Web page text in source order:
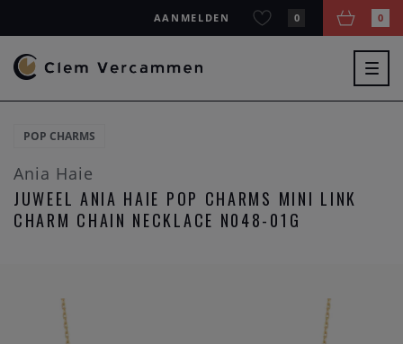
AANMELDEN 0 0
POP CHARMS
Ania Haie
JUWEEL ANIA HAIE POP CHARMS MINI LINK
CHARM CHAIN NECKLACE N048-01G